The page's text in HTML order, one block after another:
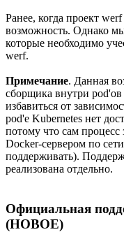
Ранее, когда проект
возможность. Однако
которые необходимо
werf.
Примечание. Данная
сборщика внутри pod'ов
избавиться от
pod'е Kubernetes нет
потому что сам процесс
Docker-сервером по
поддерживать).
реализована отдельно.
Официальная
(НОВОЕ)